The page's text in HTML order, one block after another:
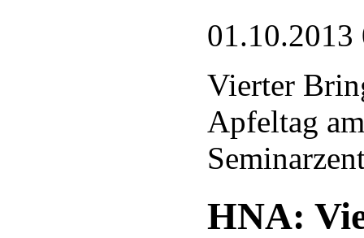
01.10.2013
Vierter
Apfeltag
HNA: